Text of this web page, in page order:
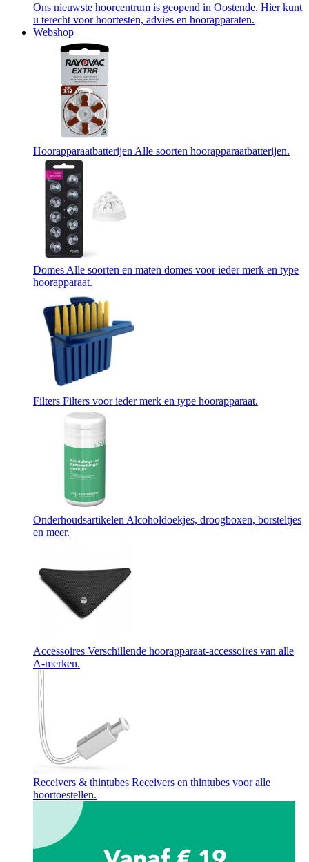
Ons nieuwste hoorcentrum is geopend in Oostende. Hier kunt
u terecht voor hoortesten, advies en hoorapparaten.
Webshop
Hoorapparaatbatterijen Alle soorten hoorapparaatbatterijen.
Domes Alle soorten en maten domes voor ieder merk en type
hoorapparaat.
Filters Filters voor ieder merk en type hoorapparaat.
Onderhoudsartikelen Alcoholdoekjes, droogboxen, borsteltjes
en meer.
Accessoires Verschillende hoorapparaat-accessoires van alle
A-merken.
Receivers & thintubes Receivers en thintubes voor alle
hoortoestellen.